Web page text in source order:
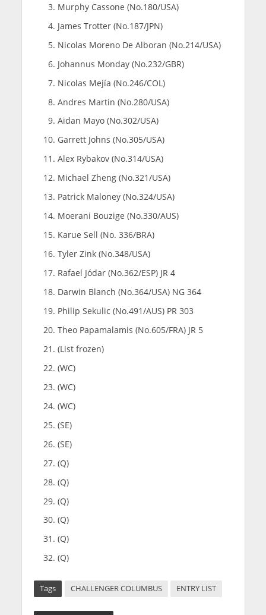
Murphy Cassone (No.180/USA)
James Trotter (No.187/JPN)
Nicolas Moreno De Alboran (No.214/USA)
Johannus Monday (No.232/GBR)
Nicolas Mejía (No.246/COL)
Andres Martin (No.280/USA)
Aidan Mayo (No.302/USA)
Garrett Johns (No.305/USA)
Alex Rybakov (No.314/USA)
Michael Zheng (No.321/USA)
Patrick Maloney (No.324/USA)
Moerani Bouzige (No.330/AUS)
Karue Sell (No. 336/BRA)
Tyler Zink (No.348/USA)
Rafael Jódar (No.362/ESP) JR 4
Darwin Blanch (No.364/USA) NG 364
Philip Sekulic (No.491/AUS) PR 303
Theo Papamalamis (No.605/FRA) JR 5
(List frozen)
(WC)
(WC)
(WC)
(SE)
(SE)
(Q)
(Q)
(Q)
(Q)
(Q)
(Q)
Tags CHALLENGER COLUMBUS ENTRY LIST